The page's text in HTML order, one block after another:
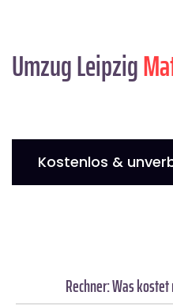
Umzug Leipzig
Kostenlos &
Rechner: Was